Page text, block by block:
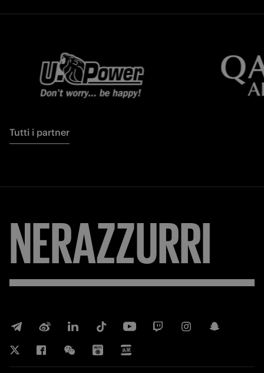
Tutti i partner
NERAZZURRI